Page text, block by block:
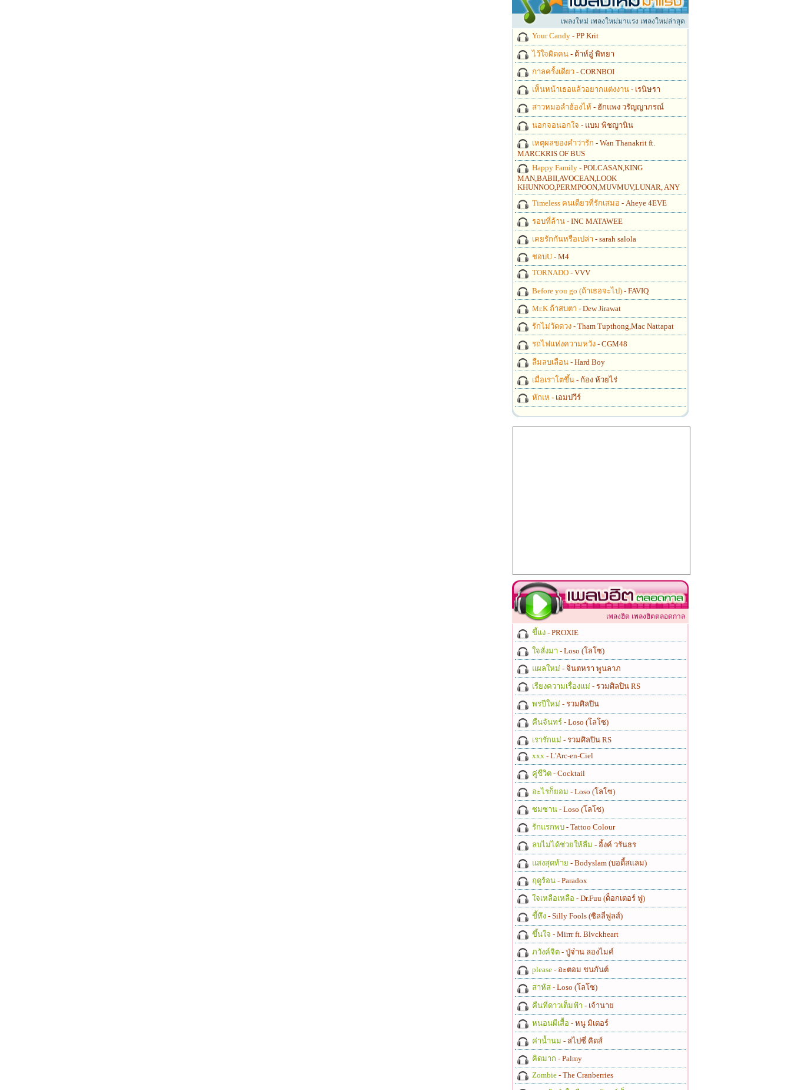
เพลงใหม่ เพลงใหม่มาแรง เพลงใหม่ล่าสุด
Your Candy - PP Krit
ไว้ใจผิดคน - ต้าห์อู๋ พิทยา
กาลครั้งเดียว - CORNBOI
เห็นหน้าเธอแล้วอยากแต่งงาน - เรนิษรา
สาวหมอลำฮ้องไห้ - ฮักแพง วรัญญาภรณ์
นอกจอนอกใจ - แบม พิชญานิน
เหตุผลของคำว่ารัก - Wan Thanakrit ft.
MARCKRIS OF BUS
Happy Family - POLCASAN,KING
MAN,BABII,AVOCEAN,LOOK
KHUNNOO,PERMPOON,MUVMUV,LUNAR, ANY
Timeless คนเดียวที่รักเสมอ - Aheye 4EVE
รอบที่ล้าน - INC MATAWEE
เคยรักกันหรือเปล่า - sarah salola
ชอบU - M4
TORNADO - VVV
Before you go (ถ้าเธอจะไป) - FAVIQ
Mr.K ถ้าสบตา - Dew Jirawat
รักไม่วัดดวง - Tham Tupthong,Mac Nattapat
รถไฟแห่งความหวัง - CGM48
ลืมลบเลือน - Hard Boy
เมื่อเราโตขึ้น - ก้อง ห้วยไร่
หักเห - เอมปวีร์
เพลงฮิต เพลงฮิตตลอดกาล
ขี้แง - PROXIE
ใจสั่งมา - Loso (โลโซ)
แผลใหม่ - จินตหรา พูนลาภ
เรียงความเรื่องแม่ - รวมศิลปิน RS
พรปีใหม่ - รวมศิลปิน
คืนจันทร์ - Loso (โลโซ)
เรารักแม่ - รวมศิลปิน RS
xxx - L'Arc-en-Ciel
คู่ชีวิต - Cocktail
อะไรก็ยอม - Loso (โลโซ)
ซมซาน - Loso (โลโซ)
รักแรกพบ - Tattoo Colour
ลบไม่ได้ช่วยให้ลืม - อิ้งค์ วรันธร
แสงสุดท้าย - Bodyslam (บอดี้สแลม)
ฤดูร้อน - Paradox
ใจเหลือเหลือ - Dr.Fuu (ด็อกเตอร์ ฟู)
ขี้หึง - Silly Fools (ซิลลี่ฟูลส์)
ขึ้นใจ - Mirrr ft. Blvckheart
ภวังค์จิต - ปู่จ๋าน ลองไมค์
please - อะตอม ชนกันต์
สาหัส - Loso (โลโซ)
คืนที่ดาวเต็มฟ้า - เจ้านาย
หนอนผีเสื้อ - หนู มิเตอร์
ค่าน้ำนม - สไปซี่ คิดส์
คิดมาก - Palmy
Zombie - The Cranberries